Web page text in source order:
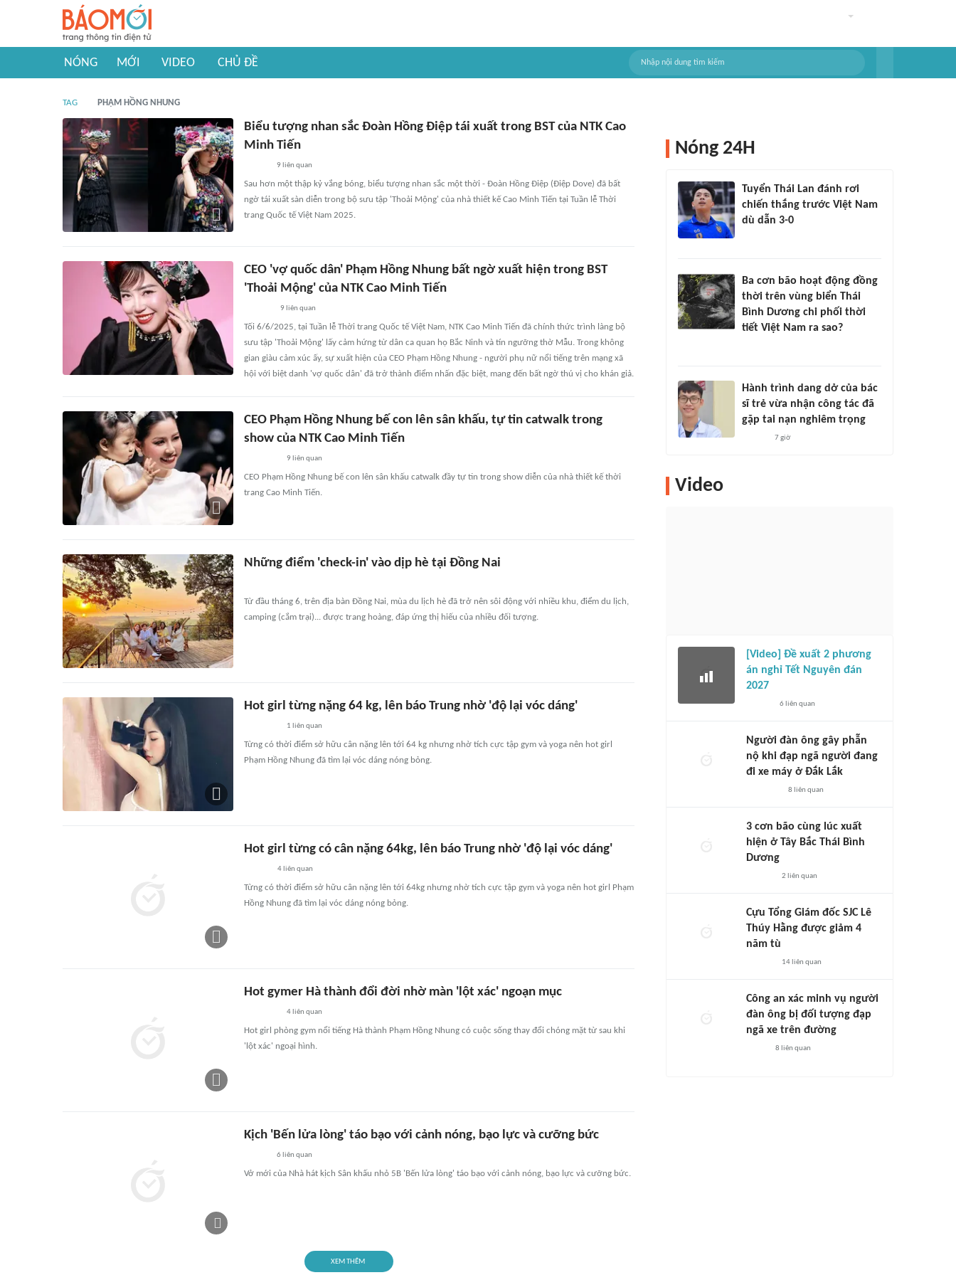
NÓNG MỚI VIDEO CHỦ ĐỀ
TAG PHẠM HỒNG NHUNG
Biểu tượng nhan sắc Đoàn Hồng Điệp tái xuất trong BST của NTK Cao
Minh Tiến
9 liên quan
Sau hơn một thập kỷ vắng bóng, biểu tượng nhan sắc một thời - Đoàn Hồng Điệp (Điệp Dove) đã bất
ngờ tái xuất sàn diễn trong bộ sưu tập 'Thoải Mộng' của nhà thiết kế Cao Minh Tiến tại Tuần lễ Thời
trang Quốc tế Việt Nam 2025.
CEO 'vợ quốc dân' Phạm Hồng Nhung bất ngờ xuất hiện trong BST
'Thoải Mộng' của NTK Cao Minh Tiến
9 liên quan
Tối 6/6/2025, tại Tuần lễ Thời trang Quốc tế Việt Nam, NTK Cao Minh Tiến đã chính thức trình làng bộ
sưu tập 'Thoải Mộng' lấy cảm hứng từ dân ca quan họ Bắc Ninh và tín ngưỡng thờ Mẫu. Trong không
gian giàu cảm xúc ấy, sự xuất hiện của CEO Phạm Hồng Nhung - người phụ nữ nổi tiếng trên mạng xã
hội với biệt danh 'vợ quốc dân' đã trở thành điểm nhấn đặc biệt, mang đến bất ngờ thú vị cho khán giả.
CEO Phạm Hồng Nhung bế con lên sân khấu, tự tin catwalk trong
show của NTK Cao Minh Tiến
9 liên quan
CEO Phạm Hồng Nhung bế con lên sân khấu catwalk đầy tự tin trong show diễn của nhà thiết kế thời
trang Cao Minh Tiến.
Những điểm 'check-in' vào dịp hè tại Đồng Nai
Từ đầu tháng 6, trên địa bàn Đồng Nai, mùa du lịch hè đã trở nên sôi động với nhiều khu, điểm du lịch,
camping (cắm trại)... được trang hoàng, đáp ứng thị hiếu của nhiều đối tượng.
Hot girl từng nặng 64 kg, lên báo Trung nhờ 'độ lại vóc dáng'
1 liên quan
Từng có thời điểm sở hữu cân nặng lên tới 64 kg nhưng nhờ tích cực tập gym và yoga nên hot girl
Phạm Hồng Nhung đã tìm lại vóc dáng nóng bỏng.
Hot girl từng có cân nặng 64kg, lên báo Trung nhờ 'độ lại vóc dáng'
4liên quan
Từng có thời điểm sở hữu cân nặng lên tới 64kg nhưng nhờ tích cực tập gym và yoga nên hot girl Phạm
Hồng Nhung đã tìm lại vóc dáng nóng bỏng.
Hot gymer Hà thành đổi đời nhờ màn 'lột xác' ngoạn mục
4 liên quan
Hot girl phòng gym nổi tiếng Hà thành Phạm Hồng Nhung có cuộc sống thay đổi chóng mặt từ sau khi
'lột xác' ngoại hình.
Kịch 'Bến lửa lòng' táo bạo với cảnh nóng, bạo lực và cưỡng bức
6 liên quan
Vở mới của Nhà hát kịch Sân khấu nhỏ 5B 'Bến lửa lòng' táo bạo với cảnh nóng, bạo lực và cưỡng bức.
XEM THÊM
Nóng 24H
Tuyển Thái Lan đánh rơi
chiến thắng trước Việt Nam
dù dẫn 3-0
Ba cơn bão hoạt động đồng
thời trên vùng biển Thái
Bình Dương chi phối thời
tiết Việt Nam ra sao?
Hành trình dang dở của bác
sĩ trẻ vừa nhận công tác đã
gặp tai nạn nghiêm trọng
7 giờ
Video
[Video] Đề xuất 2 phương
án nghỉ Tết Nguyên đán
2027
6 liên quan
Người đàn ông gây phẫn
nộ khi đạp ngã người đang
đi xe máy ở Đắk Lắk
8 liên quan
3 cơn bão cùng lúc xuất
hiện ở Tây Bắc Thái Bình
Dương
2 liên quan
Cựu Tổng Giám đốc SJC Lê
Thúy Hằng được giảm 4
năm tù
14 liên quan
Công an xác minh vụ người
đàn ông bị đối tượng đạp
ngã xe trên đường
8 liên quan